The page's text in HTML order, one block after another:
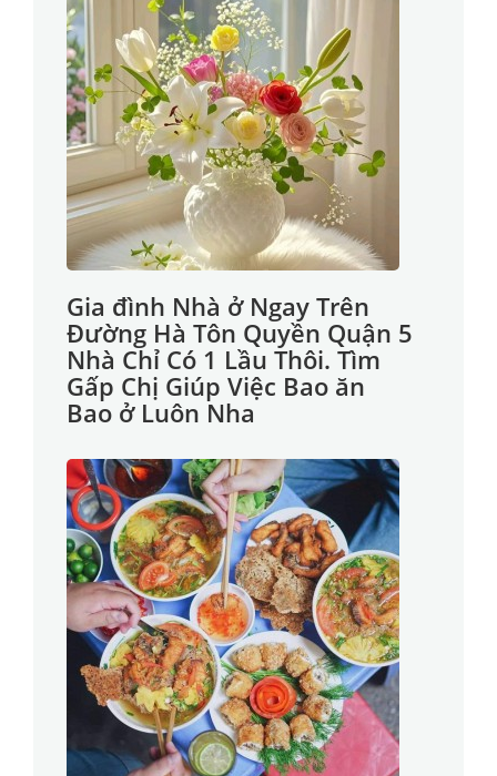
Gia đình Nhà ở Ngay Trên
Đường Hà Tôn Quyền Quận 5
Nhà Chỉ Có 1 Lầu Thôi. Tìm
Gấp Chị Giúp Việc Bao ăn
Bao ở Luôn Nha